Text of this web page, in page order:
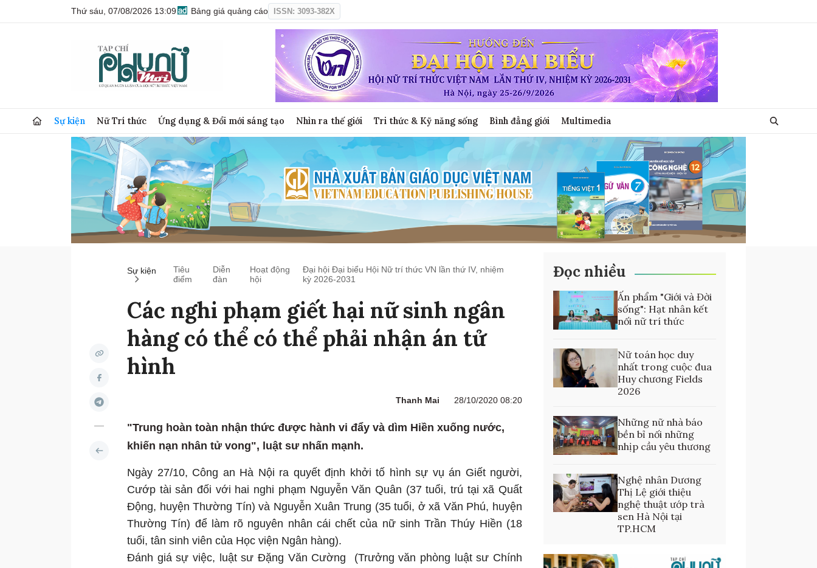
Thứ sáu, 07/08/2026 13:09 Bảng giá quảng cáo ISSN: 3093-382X
Sự kiện Nữ Trí thức Ứng dụng & Đổi mới sáng tạo Nhìn ra thế giới Tri thức & Kỹ năng sống Bình đẳng giới Multimedia
Sự kiện
Tiêu
điểm
Diễn
đàn
Hoạt động
hội
Đại hội Đại biểu Hội Nữ trí thức VN lần thứ IV, nhiệm
kỳ 2026-2031
Các nghi phạm giết hại nữ sinh ngân
hàng có thể có thể phải nhận án tử
hình
Thanh Mai 28/10/2020 08:20
"Trung hoàn toàn nhận thức được hành vi đẩy và dìm Hiền xuống nước,
khiến nạn nhân tử vong", luật sư nhấn mạnh.
Ngày 27/10, Công an Hà Nội ra quyết định khởi tố hình sự vụ án Giết người,
Cướp tài sản đối với hai nghi phạm Nguyễn Văn Quân (37 tuổi, trú tại xã Quất
Động, huyện Thường Tín) và Nguyễn Xuân Trung (35 tuổi, ở xã Văn Phú, huyện
Thường Tín) để làm rõ nguyên nhân cái chết của nữ sinh Trần Thúy Hiền (18
tuổi, tân sinh viên của Học viện Ngân hàng).
Đánh giá sự việc, luật sư Đặng Văn Cường (Trưởng văn phòng luật sư Chính
Đọc nhiều
Ấn phẩm "Giới và Đời
sống": Hạt nhân kết
nối nữ trí thức
Nữ toán học duy
nhất trong cuộc đua
Huy chương Fields
2026
Những nữ nhà báo
bền bỉ nối những
nhịp cầu yêu thương
Nghệ nhân Dương
Thị Lệ giới thiệu
nghệ thuật ướp trà
sen Hà Nội tại
TP.HCM